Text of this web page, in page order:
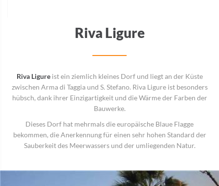
Riva Ligure
Riva Ligureist ein ziemlich kleines Dorf und liegt an der Küste
zwischen Arma di Taggia und S. Stefano. Riva Ligure ist besonders
hübsch, dank ihrer Einzigartigkeit und die Wärme der Farben der
Bauwerke.
Dieses Dorf hat mehrmals die europäische Blaue Flagge
bekommen, die Anerkennung für einen sehr hohen Standard der
Sauberkeit des Meerwassers und der umliegenden Natur.